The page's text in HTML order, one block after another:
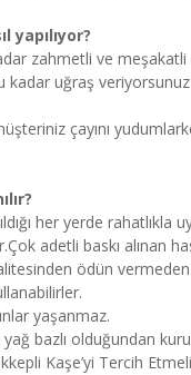
yapılıyor?
zahmetli ve
uğraş veriyorsunuz
çayını
her yerde
adetli baskı alınan
ödün
yaşanmaz.
yağ bazlı olduğundan
Kaşe’yi Tercih